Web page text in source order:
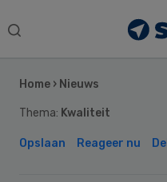
Search
Home › Nieuws
Thema: Kwaliteit
Opslaan Reageer nu
Sidebar